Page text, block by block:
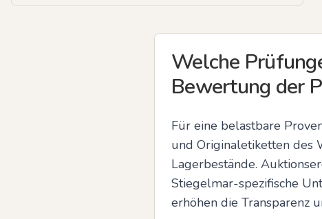
Welche
Bewertung der
Für eine belastbare
und Originaletiketten des
Lagerbestände.
Stiegelmar-spezifische
erhöhen die Transparenz